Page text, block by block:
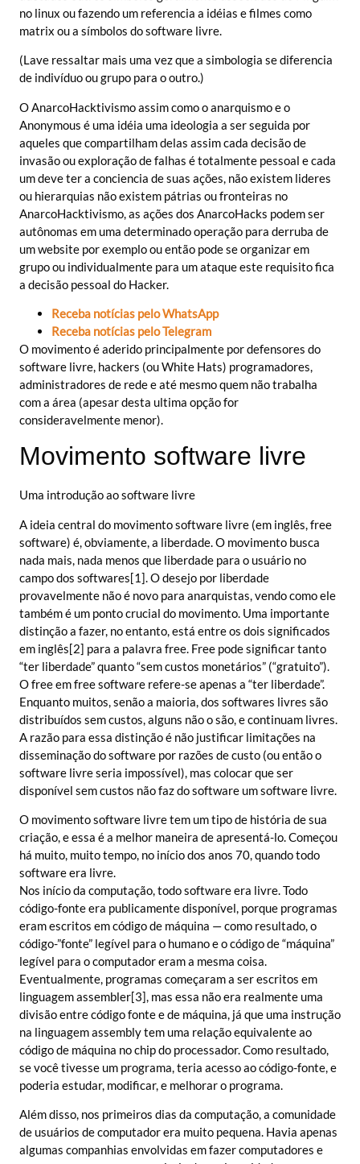
no linux ou fazendo um referencia a idéias e filmes como
matrix ou a símbolos do software livre.
(Lave ressaltar mais uma vez que a simbologia se diferencia
de indivíduo ou grupo para o outro.)
O AnarcoHacktivismo assim como o anarquismo e o
Anonymous é uma idéia uma ideologia a ser seguida por
aqueles que compartilham delas assim cada decisão de
invasão ou exploração de falhas é totalmente pessoal e cada
um deve ter a conciencia de suas ações, não existem lideres
ou hierarquias não existem pátrias ou fronteiras no
AnarcoHacktivismo, as ações dos AnarcoHacks podem ser
autônomas em uma determinado operação para derruba de
um website por exemplo ou então pode se organizar em
grupo ou individualmente para um ataque este requisito fica
a decisão pessoal do Hacker.
Receba notícias pelo WhatsApp
Receba notícias pelo Telegram
O movimento é aderido principalmente por defensores do
software livre, hackers (ou White Hats) programadores,
administradores de rede e até mesmo quem não trabalha
com a área (apesar desta ultima opção for
consideravelmente menor).
Movimento software livre
Uma introdução ao software livre
A ideia central do movimento software livre (em inglês, free
software) é, obviamente, a liberdade. O movimento busca
nada mais, nada menos que liberdade para o usuário no
campo dos softwares[1]. O desejo por liberdade
provavelmente não é novo para anarquistas, vendo como ele
também é um ponto crucial do movimento. Uma importante
distinção a fazer, no entanto, está entre os dois significados
em inglês[2] para a palavra free. Free pode significar tanto
“ter liberdade” quanto “sem custos monetários” (“gratuito”).
O free em free software refere-se apenas a “ter liberdade”.
Enquanto muitos, senão a maioria, dos softwares livres são
distribuídos sem custos, alguns não o são, e continuam livres.
A razão para essa distinção é não justificar limitações na
disseminação do software por razões de custo (ou então o
software livre seria impossível), mas colocar que ser
disponível sem custos não faz do software um software livre.
O movimento software livre tem um tipo de história de sua
criação, e essa é a melhor maneira de apresentá-lo. Começou
há muito, muito tempo, no início dos anos 70, quando todo
software era livre.
Nos início da computação, todo software era livre. Todo
código-fonte era publicamente disponível, porque programas
eram escritos em código de máquina — como resultado, o
código-”fonte” legível para o humano e o código de “máquina”
legível para o computador eram a mesma coisa.
Eventualmente, programas começaram a ser escritos em
linguagem assembler[3], mas essa não era realmente uma
divisão entre código fonte e de máquina, já que uma instrução
na linguagem assembly tem uma relação equivalente ao
código de máquina no chip do processador. Como resultado,
se você tivesse um programa, teria acesso ao código-fonte, e
poderia estudar, modificar, e melhorar o programa.
Além disso, nos primeiros dias da computação, a comunidade
de usuários de computador era muito pequena. Havia apenas
algumas companhias envolvidas em fazer computadores e